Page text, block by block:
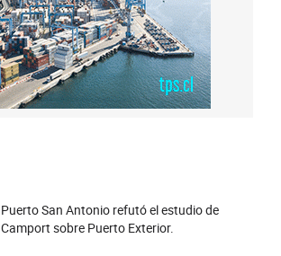
Puerto San Antonio refutó el estudio de
Camport sobre Puerto Exterior.